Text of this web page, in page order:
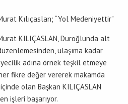
Kılıçaslan; “Yol Medeniyettir”
KILIÇASLAN, Duroğlunda alt
ulaşıma kadar
adına örnek teşkil etmeye
fikre değer vererek makamda
olan Başkan KILIÇASLAN
işleri başarıyor.